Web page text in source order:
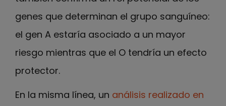
genes que determinan el grupo sanguíneo:
el gen A estaría asociado a un mayor
riesgo mientras que el O tendría un efecto
protector.
En la misma línea, un análisis realizado en